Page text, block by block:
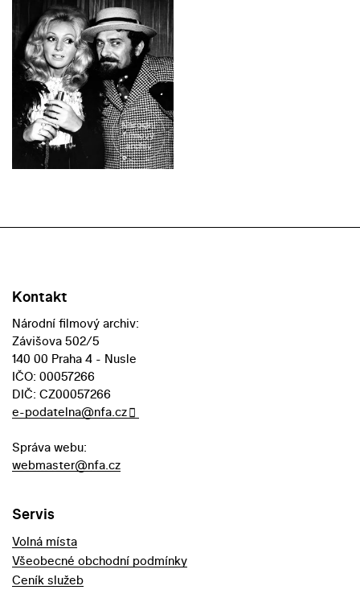
Kontakt
Národní filmový archiv:
Závišova 502/5
140 00 Praha 4 - Nusle
IČO: 00057266
DIČ: CZ00057266
e-podatelna@nfa.cz
Správa webu:
webmaster@nfa.cz
Servis
Volná místa
Všeobecné obchodní podmínky
Ceník služeb